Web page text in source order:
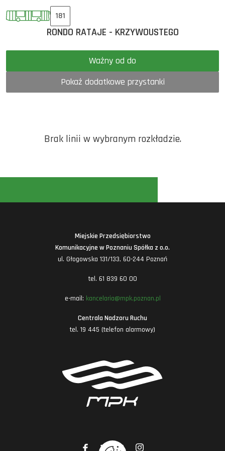
181
RONDO RATAJE - KRZYWOUSTEGO
Ważny od do
Pokaż dodatkowe przystanki
Brak linii w wybranym rozkładzie.
Miejskie Przedsiębiorstwo
Komunikacyjne w Poznaniu Spółka z o.o.
ul. Głogowska 131/133, 60-244 Poznań
tel. 61 839 60 00
e-mail: kancelaria@mpk.poznan.pl
Centrala Nadzoru Ruchu
tel. 19 445 (telefon alarmowy)